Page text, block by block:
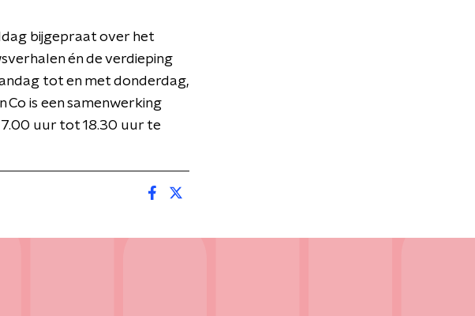
bijgepraat over het
én de verdieping
tot en met donderdag,
Co is een samenwerking
uur tot 18.30 uur te